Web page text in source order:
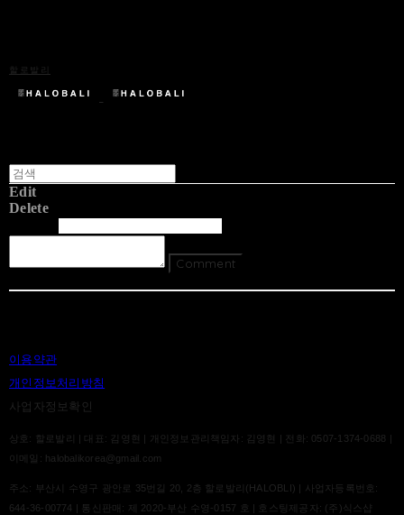
할로발리
Edit
Delete
Comment
이용약관
개인정보처리방침
사업자정보확인
상호: 할로발리 | 대표: 김영현 | 개인정보관리책임자: 김영현 | 전화: 0507-1374-0688 |
이메일: halobalikorea@gmail.com
주소: 부산시 수영구 광안로 35번길 20, 2층 할로발리(HALOBLI) | 사업자등록번호:
644-36-00774 | 통신판매: 제 2020-부산 수영-0157 호 | 호스팅제공자: (주)식스샵